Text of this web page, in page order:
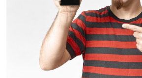
Těhotenské